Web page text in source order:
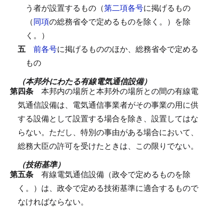
う者が設置するもの（第二項各号に掲げるもの
（同項の総務省令で定めるものを除く。）を除
く。）
五 前各号に掲げるもののほか、総務省令で定める
もの
（本邦外にわたる有線電気通信設備）
第四条 本邦内の場所と本邦外の場所との間の有線電
気通信設備は、電気通信事業者がその事業の用に供
する設備として設置する場合を除き、設置してはな
らない。 ただし、特別の事由がある場合において、
総務大臣の許可を受けたときは、この限りでない。
（技術基準）
第五条 有線電気通信設備（政令で定めるものを除
く。）は、政令で定める技術基準に適合するもので
なければならない。